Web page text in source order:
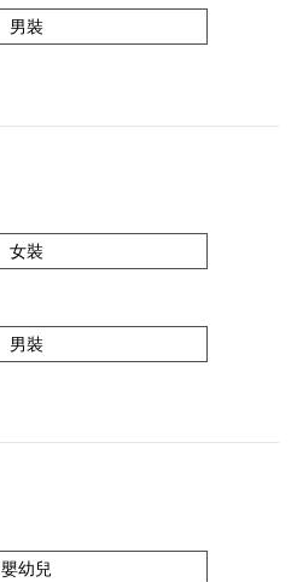
男裝
女裝
男裝
嬰幼兒